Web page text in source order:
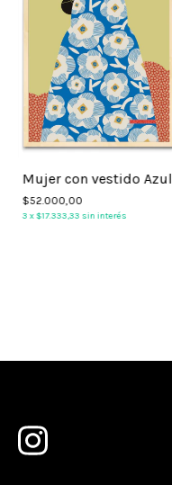
Mujer con vestido Azul
$52.000,00
3 x$17.333,33 sin interés